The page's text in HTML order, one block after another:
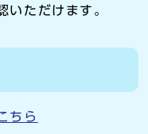
いただけます。
ちら